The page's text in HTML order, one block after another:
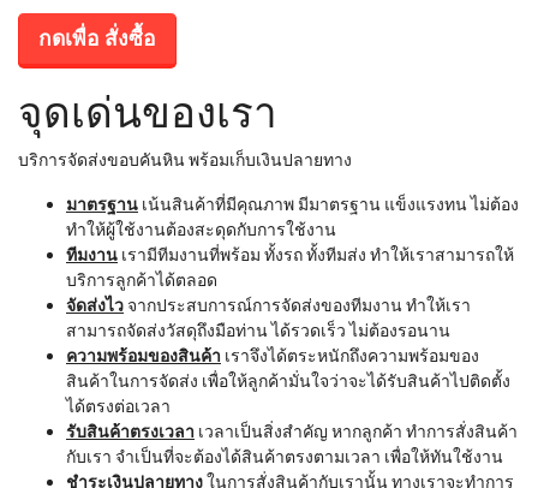
กดเพื่อ สั่งซื้อ
จุดเด่นของเรา
บริการจัดส่งขอบคันหิน พร้อมเก็บเงินปลายทาง
มาตรฐาน เน้นสินค้าที่มีคุณภาพ มีมาตรฐาน แข็งแรงทน ไม่ต้อง
ทำให้ผู้ใช้งานต้องสะดุดกับการใช้งาน
ทีมงาน เรามีทีมงานที่พร้อม ทั้งรถ ทั้งทีมส่ง ทำให้เราสามารถให้
บริการลูกค้าได้ตลอด
จัดส่งไว จากประสบการณ์การจัดส่งของทีมงาน ทำให้เรา
สามารถจัดส่งวัสดุถึงมือท่าน ได้รวดเร็ว ไม่ต้องรอนาน
ความพร้อมของสินค้า เราจึงได้ตระหนักถึงความพร้อมของ
สินค้าในการจัดส่ง เพื่อให้ลูกค้ามั่นใจว่าจะได้รับสินค้าไปติดตั้ง
ได้ตรงต่อเวลา
รับสินค้าตรงเวลา เวลาเป็นสิ่งสำคัญ หากลูกค้า ทำการสั่งสินค้า
กับเรา จำเป็นที่จะต้องได้สินค้าตรงตามเวลา เพื่อให้ทันใช้งาน
ชำระเงินปลายทางในการสั่งสินค้ากับเรานั้น ทางเราจะทำการ